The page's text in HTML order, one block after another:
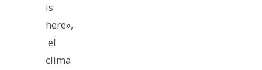
is
here»,
el
clima